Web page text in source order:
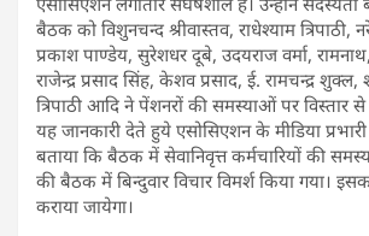
बैठक को विशुनचन्द श्रीवास्तव, राधेश्याम त्रिपाठी,
प्रकाश पाण्डेय, सुरेशधर दूबे, उदयराज वर्मा,
राजेन्द्र प्रसाद सिंह, केशव प्रसाद, ई. रामचन्द्र
त्रिपाठी आदि ने पेंशनरों की समस्याओं पर विस्तार से
यह जानकारी देते हुये एसोसिएशन के मीडिया
बताया कि बैठक में सेवानिवृत्त कर्मचारियों की
की बैठक में बिन्दुवार विचार विमर्श किया गया।
कराया जायेगा।